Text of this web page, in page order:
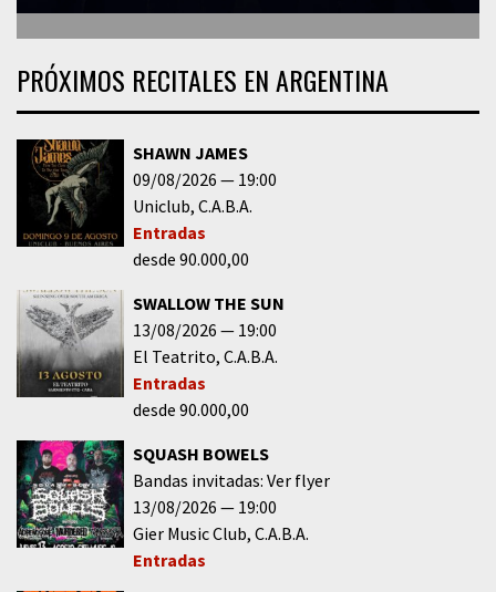
PRÓXIMOS RECITALES EN ARGENTINA
SHAWN JAMES
09/08/2026
19:00
Uniclub C.A.B.A.
Entradas
desde 90.000,00
SWALLOW THE SUN
13/08/2026
19:00
El Teatrito C.A.B.A.
Entradas
desde 90.000,00
SQUASH BOWELS
Bandas invitadas: Ver flyer
13/08/2026
19:00
Gier Music Club C.A.B.A.
Entradas